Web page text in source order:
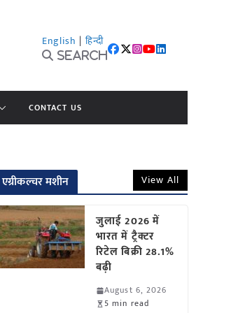
English | हिन्दी
Search
CONTACT US
एग्रीकल्चर मशीन View All
जुलाई 2026 में
भारत में ट्रैक्टर
रिटेल बिक्री 28.1%
बढ़ी
August 6, 2026
5 min read